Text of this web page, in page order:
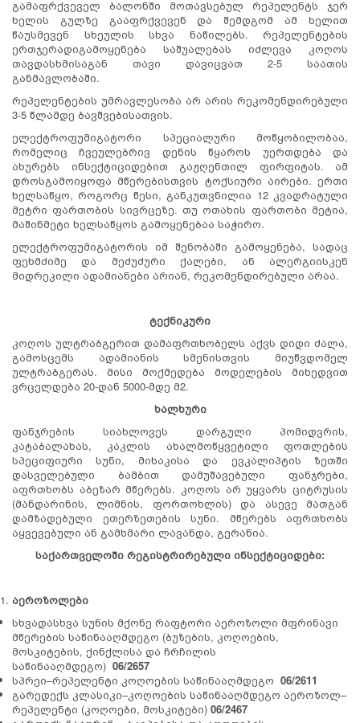
გამაფრქვეველ ბალონში მოთავსებულ რეპელენტს ჯერ
ხელის გულზე გააფრქვევენ და შემდგომ ამ ხელით
წაუსმევენ სხეულის სხვა ნაწილებს. რეპელენტების
ერთჯერადიგამოყენება საშუალებას იძლევა კოღოს
თავდასხმისაგან თავი დავიცვათ 2-5 საათის
განმავლობაში.
რეპელენტების უმრავლესობა არ არის რეკომენდირებული
3-5 წლამდე ბავშვებისათვის.
ელექტროფუმიგატორი სპეციალური მოწყობილობაა,
რომელიც ჩვეულებრივ დენის წყაროს უერთდება და
ახურებს ინსექტიციდებით გაჟღენთილ ფირფიტას. ამ
დროსგამოიყოფა მწერებისთვის ტოქსიური აირები. ერთი
ხელსაწყო, როგორც წესი, განკუთვნილია 12 კვადრატული
მეტრი ფართობის სივრცეზე. თუ ოთახის ფართობი მეტია,
მაშინმეტი ხელსაწყოს გამოყენებაა საჭირო.
ელექტროფუმიგატორის იმ შენობაში გამოყენება, სადაც
ფეხმძიმე და მეძუძური ქალები, ან ალერგიისკენ
მიდრეკილი ადამიანები არიან, რეკომენდირებული არაა.
ტექნიკური
კოღოს ულტრაბგერით დამაფრთხობელს აქვს დიდი ძალა,
გამოსცემს ადამიანის სმენისთვის მიუწვდომელ
ულტრაბგერას. მისი მოქმედება მოდელების მიხედვით
ვრცელდება 20-დან 5000-მდე მ2.
ხალხური
ფანჯრების სიახლოვეს დარგული პომიდვრის,
კატაბალახას, კაკლის ახალმოწყვეტილი ფოთლების
სპეციფიური სუნი, მიხაკისა და ევკალიპტის ზეთში
დასველებული ბამბით დამუშავებული ფანჯრები,
აფრთხობს აბეზარ მწერებს. კოღოს არ უყვარს ციტრუსის
(მანდარინის, ლიმნის, ფორთოხლის) და ასევე მათგან
დამზადებული ეთერზეთების სუნი. მწერებს აფრთხობს
აყვევებული ან გამხმარი ლავანდა, გერანია.
საქართველოში რეგისტრირებული ინსექტიციდები:
აეროზოლები
სხვადასხვა სუნის მქონე რაფტორი აეროზოლი მფრინავი
მწერების საწინააღმდეგო (ბუზების, კოღოების,
მოსკიტების, ქინქლისა და ჩრჩილის
საწინააღმდეგო) 06/2657
სპრეი–რეპელენტი კოღოების საწინააღმდეგო 06/2611
გარედექს კლასიკი–კოღოების საწინააღმდეგო აეროზოლ–
რეპელენტი (კოღოები, მოსკიტები) 06/2467